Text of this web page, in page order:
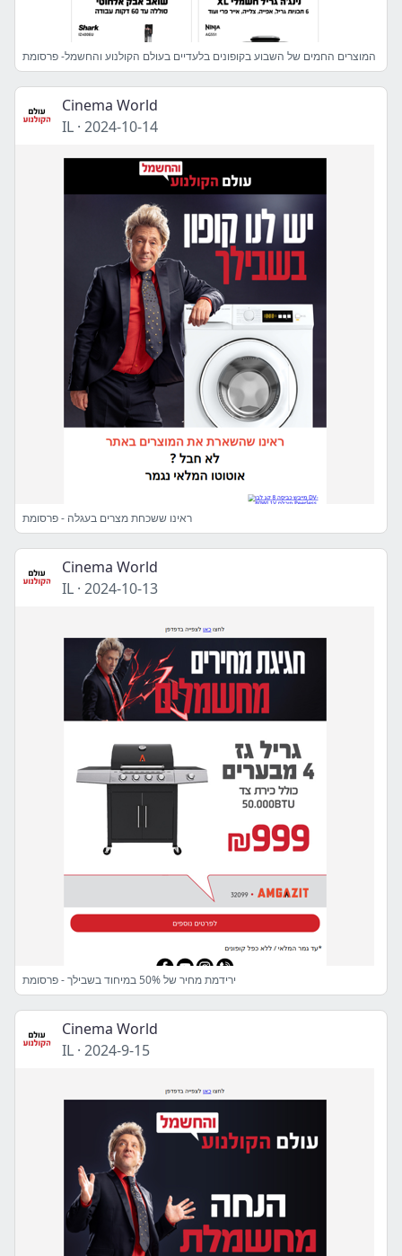
המוצרים החמים של השבוע בקופונים בלעדיים בעולם הקולנוע והחשמל- פרסומת
Cinema World
IL · 2024-10-14
ראינו ששכחת מצרים בעגלה - פרסומת
Cinema World
IL · 2024-10-13
ירידמת מחיר של 50% במיחוד בשבילך - פרסומת
Cinema World
IL · 2024-9-15